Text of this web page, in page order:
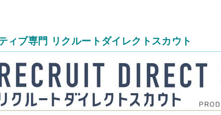
ィブ専門 リクルートダイレクトスカウト